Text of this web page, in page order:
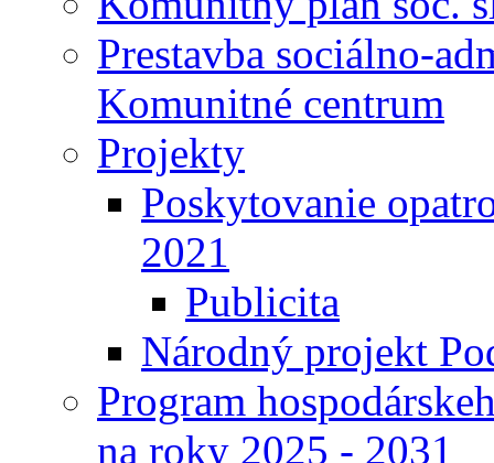
Prestavba sociálno-
Komunitné centrum
Projekty
Poskytovanie
2021
Publicita
Národný projekt
Program
na roky 2025 - 2031